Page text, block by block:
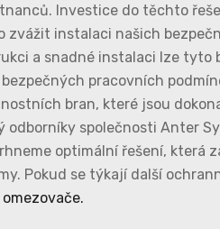
Investice do těchto
zvážit instalaci našich
a snadné instalaci lze tyto
pracovních
bran, které jsou
společnosti Anter
optimální řešení, která
Pokud se týkají další
omezovače.